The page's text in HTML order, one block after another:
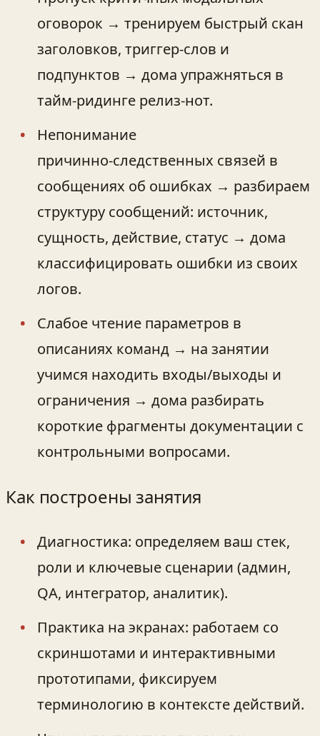
оговорок → тренируем быстрый скан
заголовков, триггер‑слов и
подпунктов → дома упражняться в
тайм‑ридинге релиз‑нот.
Непонимание
причинно‑следственных связей в
сообщениях об ошибках → разбираем
структуру сообщений: источник,
сущность, действие, статус → дома
классифицировать ошибки из своих
логов.
Слабое чтение параметров в
описаниях команд → на занятии
учимся находить входы/выходы и
ограничения → дома разбирать
короткие фрагменты документации с
контрольными вопросами.
Как построены занятия
Диагностика: определяем ваш стек,
роли и ключевые сценарии (админ,
QA, интегратор, аналитик).
Практика на экранах: работаем со
скриншотами и интерактивными
прототипами, фиксируем
терминологию в контексте действий.